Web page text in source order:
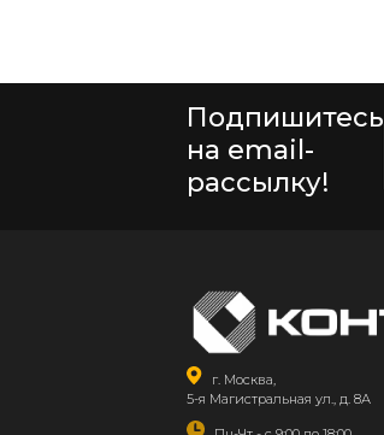
Подпишитесь
на email-
рассылку!
г. Москва,
5-я Магистральная ул., д. 8А